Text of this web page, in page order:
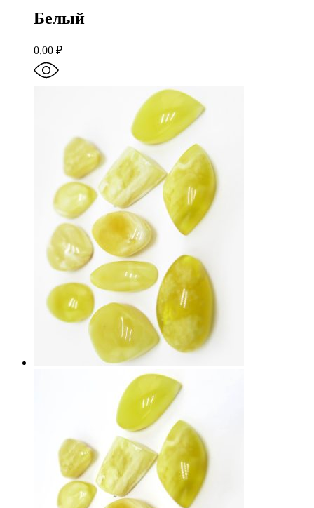
Белый
0,00 ₽